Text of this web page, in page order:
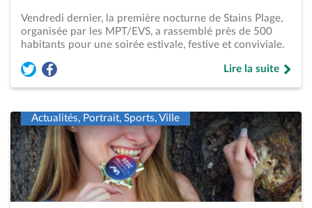
Vendredi dernier, la première nocturne de Stains Plage,
organisée par les MPT/EVS, a rassemblé près de 500
habitants pour une soirée estivale, festive et conviviale.
Partager l'article « Stains-Plage – Une première nocturne
Partager l'article « Stains-Plage – Une première
Lire la suite
de « Stains-Plage
Actualités, Portrait, Sports, Ville